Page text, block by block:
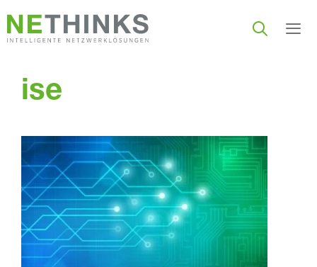
Inhalt
springen
ise